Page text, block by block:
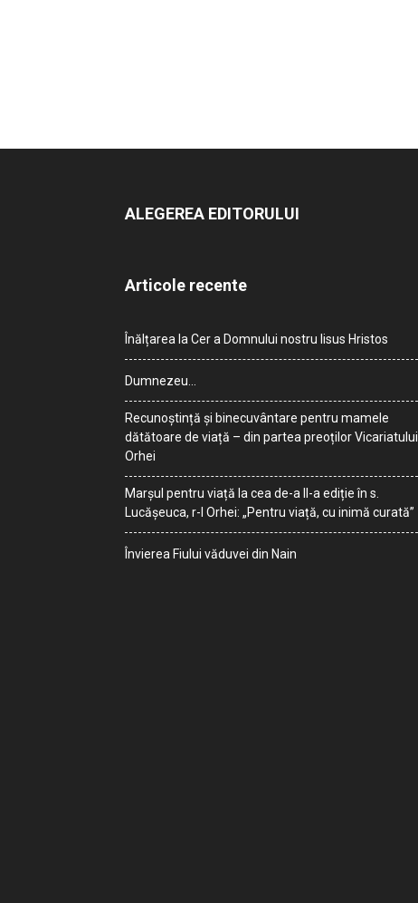
ALEGEREA EDITORULUI
Articole recente
Înălțarea la Cer a Domnului nostru Iisus Hristos
Dumnezeu…
Recunoștință și binecuvântare pentru mamele
dătătoare de viață – din partea preoților Vicariatului
Orhei
Marșul pentru viață la cea de-a II-a ediție în s.
Lucășeuca, r-l Orhei: „Pentru viață, cu inimă curată”
Învierea Fiului văduvei din Nain